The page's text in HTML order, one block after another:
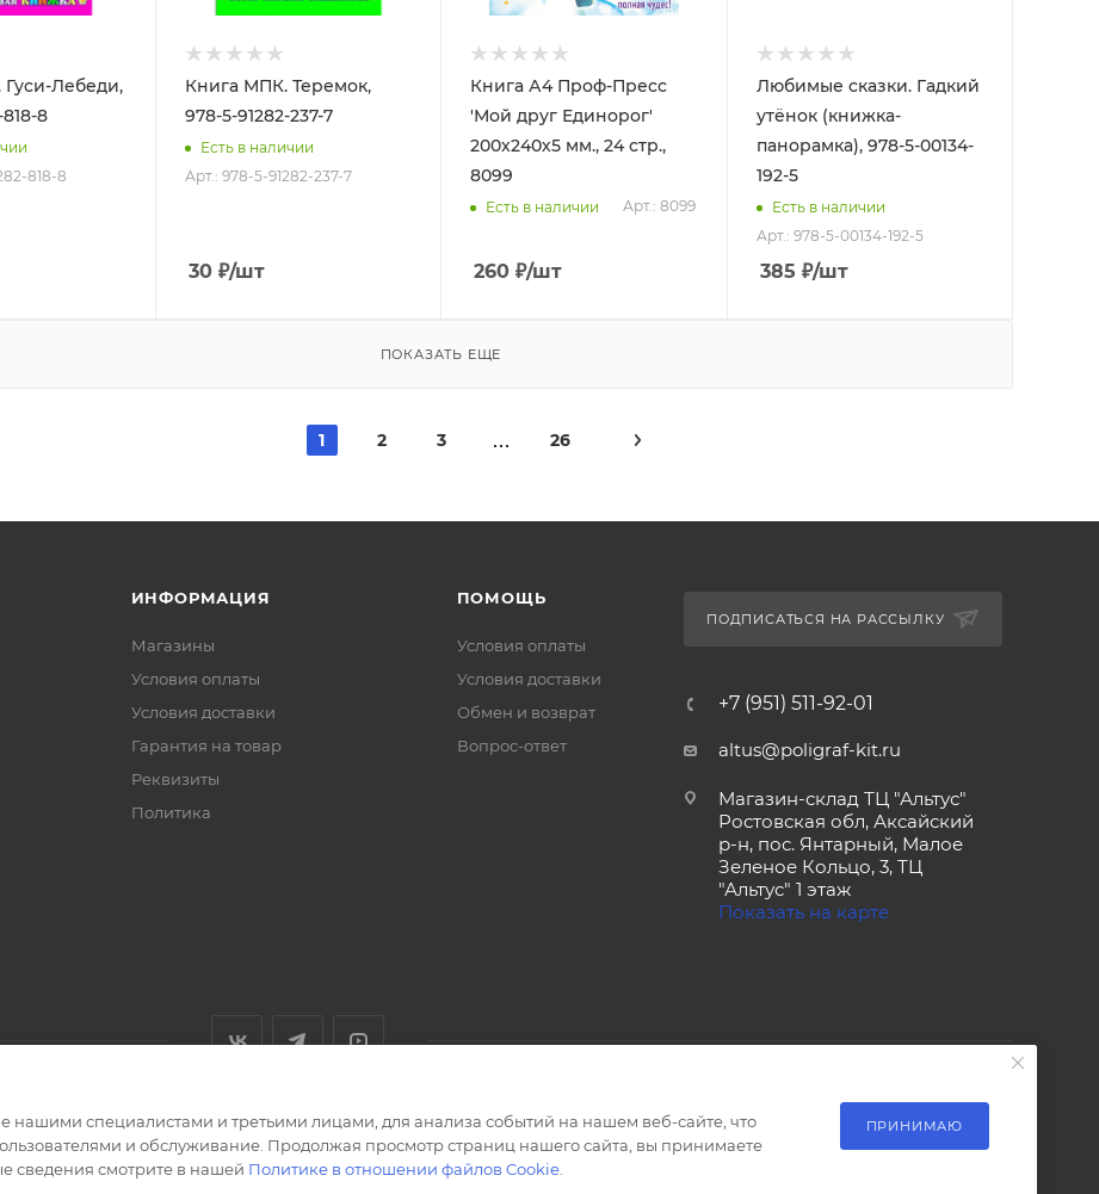
Лебеди,
8
818-8
Книга МПК. Теремок,
978-5-91282-237-7
Есть в наличии
Арт.: 978-5-91282-237-7
30₽/шт
Книга А4 Проф-Пресс
'Мой друг Единорог'
200х240х5 мм., 24 стр.,
8099
Есть в наличии Арт.: 8099
260 ₽/шт
Любимые сказки. Гадкий
утёнок (книжка-
панорамка), 978-5-00134-
192-5
Есть в наличии
Арт.: 978-5-00134-192-5
385 ₽/шт
ПОКАЗАТЬ ЕЩЕ
1 2 3 26
ИНФОРМАЦИЯ
Магазины
Условия оплаты
Условия доставки
Гарантия на товар
Реквизиты
Политика
ПОМОЩЬ
Условия оплаты
Условия доставки
Обмен и возврат
Вопрос-ответ
ПОДПИСАТЬСЯ НА РАССЫЛКУ
+7 (951) 511-92-01
altus@poligraf-kit.ru
Магазин-склад ТЦ "Альтус"
Ростовская обл, Аксайский
р-н, пос. Янтарный, Малое
Зеленое Кольцо, 3, ТЦ
"Альтус" 1 этаж
Показать на карте
специалистами и третьими лицами, для анализа событий на нашем веб-сайте, что
и обслуживание. Продолжая просмотр страниц нашего сайта, вы принимаете
сведения смотрите в нашей Политике в отношении файлов Cookie
ПРИНИМАЮ